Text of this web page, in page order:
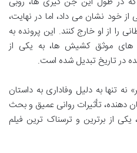
خود نشان می داد، اما در نهایت،
از او خارج کنند. این پرونده به
های موثق کشیش ها، به یکی از
در تاریخ تبدیل شده است.
نه تنها به دلیل وفاداری به داستان
دهنده، تأثیرات روانی عمیق و بحث
از برترین و ترسناک ترین فیلم